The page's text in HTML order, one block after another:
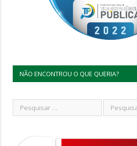
NÃO ENCONTROU O QUE QUERIA?